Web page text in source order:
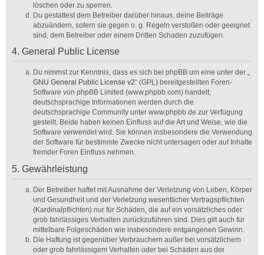
löschen oder zu sperren.
Du gestattest dem Betreiber darüber hinaus, deine Beiträge
abzuändern, sofern sie gegen o. g. Regeln verstoßen oder geeignet
sind, dem Betreiber oder einem Dritten Schaden zuzufügen.
4. General Public License
Du nimmst zur Kenntnis, dass es sich bei phpBB um eine unter der „
GNU General Public License v2“ (GPL) bereitgestellten Foren-
Software von phpBB Limited (www.phpbb.com) handelt;
deutschsprachige Informationen werden durch die
deutschsprachige Community unter www.phpbb.de zur Verfügung
gestellt. Beide haben keinen Einfluss auf die Art und Weise, wie die
Software verwendet wird. Sie können insbesondere die Verwendung
der Software für bestimmte Zwecke nicht untersagen oder auf Inhalte
fremder Foren Einfluss nehmen.
5. Gewährleistung
Der Betreiber haftet mit Ausnahme der Verletzung von Leben, Körper
und Gesundheit und der Verletzung wesentlicher Vertragspflichten
(Kardinalpflichten) nur für Schäden, die auf ein vorsätzliches oder
grob fahrlässiges Verhalten zurückzuführen sind. Dies gilt auch für
mittelbare Folgeschäden wie insbesondere entgangenen Gewinn.
Die Haftung ist gegenüber Verbrauchern außer bei vorsätzlichem
oder grob fahrlässigem Verhalten oder bei Schäden aus der